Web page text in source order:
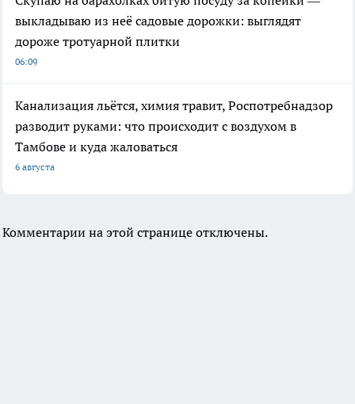
выкладываю из неё садовые дорожки: выглядят
дороже тротуарной плитки
06:09
Канализация льётся, химия травит, Роспотребнадзор
разводит руками: что происходит с воздухом в
Тамбове и куда жаловаться
6 августа
Комментарии на этой странице отключены.